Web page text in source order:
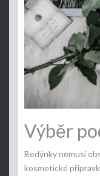
Výběr
Bedýnky nemusí
kosmetické